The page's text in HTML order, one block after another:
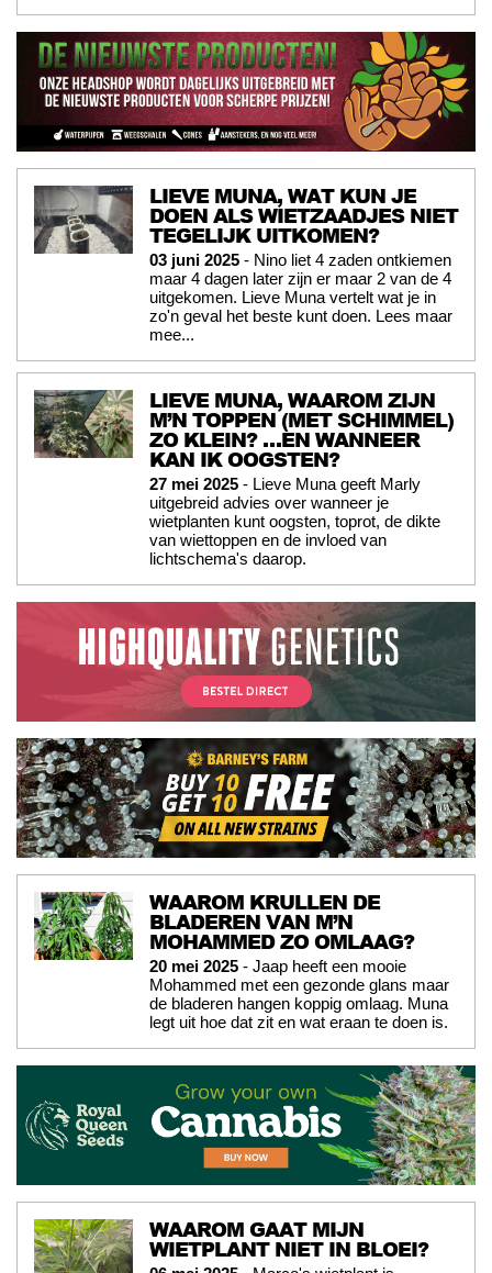
LIEVE MUNA, WAT KUN JE
DOEN ALS WIETZAADJES NIET
TEGELIJK UITKOMEN?
03 juni 2025 - Nino liet 4 zaden ontkiemen
maar 4 dagen later zijn er maar 2 van de 4
uitgekomen. Lieve Muna vertelt wat je in
zo'n geval het beste kunt doen. Lees maar
mee...
LIEVE MUNA, WAAROM ZIJN
M’N TOPPEN (MET SCHIMMEL)
ZO KLEIN? …EN WANNEER
KAN IK OOGSTEN?
27 mei 2025 - Lieve Muna geeft Marly
uitgebreid advies over wanneer je
wietplanten kunt oogsten, toprot, de dikte
van wiettoppen en de invloed van
lichtschema's daarop.
WAAROM KRULLEN DE
BLADEREN VAN M’N
MOHAMMED ZO OMLAAG?
20 mei 2025 - Jaap heeft een mooie
Mohammed met een gezonde glans maar
de bladeren hangen koppig omlaag. Muna
legt uit hoe dat zit en wat eraan te doen is.
WAAROM GAAT MIJN
WIETPLANT NIET IN BLOEI?